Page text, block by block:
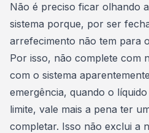
Não é preciso ficar olhando
sistema porque, por ser
arrefecimento não tem para
Por isso, não complete com
com o sistema
emergência, quando o
limite, vale mais a pena ter
completar. Isso não exclui a